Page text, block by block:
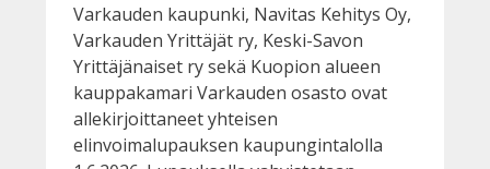
Varkauden kaupunki, Navitas Kehitys Oy,
Varkauden Yrittäjät ry, Keski-Savon
Yrittäjänaiset ry sekä Kuopion alueen
kauppakamari Varkauden osasto ovat
allekirjoittaneet yhteisen
elinvoimalupauksen kaupungintalolla